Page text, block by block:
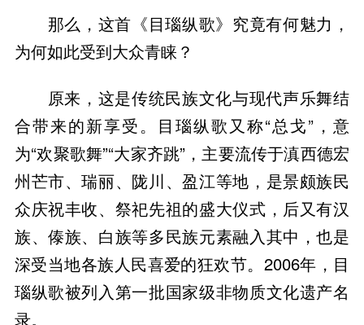
那么，这首《目瑙纵歌》究竟有何魅力，
为何如此受到大众青睐？
原来，这是传统民族文化与现代声乐舞结
合带来的新享受。目瑙纵歌又称“总戈”，意
为“欢聚歌舞”“大家齐跳”，主要流传于滇西德宏
州芒市、瑞丽、陇川、盈江等地，是景颇族民
众庆祝丰收、祭祀先祖的盛大仪式，后又有汉
族、傣族、白族等多民族元素融入其中，也是
深受当地各族人民喜爱的狂欢节。2006年，目
瑙纵歌被列入第一批国家级非物质文化遗产名
录。